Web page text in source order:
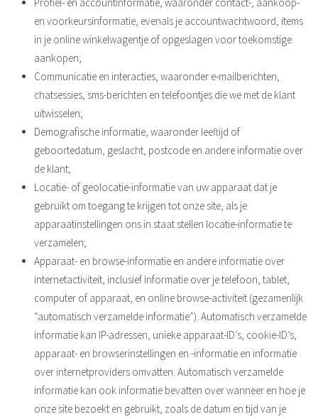
en voorkeursinformatie, evenals je accountwachtwoord, items
in je online winkelwagentje of opgeslagen voor toekomstige
aankopen;
Communicatie en interacties, waaronder e-mailberichten,
chatsessies, sms-berichten en telefoontjes die we met de klant
uitwisselen;
Demografische informatie, waaronder leeftijd of
geboortedatum, geslacht, postcode en andere informatie over
de klant;
Locatie- of geolocatie-informatie van uw apparaat dat je
gebruikt om toegang te krijgen tot onze site, als je
apparaatinstellingen ons in staat stellen locatie-informatie te
verzamelen;
Apparaat- en browse-informatie en andere informatie over
internetactiviteit, inclusief informatie over je telefoon, tablet,
computer of apparaat, en online browse-activiteit (gezamenlijk
“automatisch verzamelde informatie”). Automatisch verzamelde
informatie kan IP-adressen, unieke apparaat-ID’s, cookie-ID’s,
apparaat- en browserinstellingen en -informatie en informatie
over internetproviders omvatten. Automatisch verzamelde
informatie kan ook informatie bevatten over wanneer en hoe je
onze site bezoekt en gebruikt, zoals de datum en tijd van je